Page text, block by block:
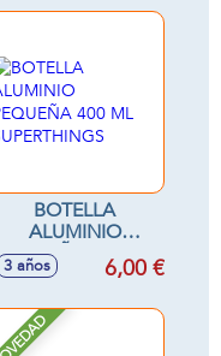
BOTELLA
ALUMINIO
400 ML
SUPERTHINGS
3 años 6,00 €